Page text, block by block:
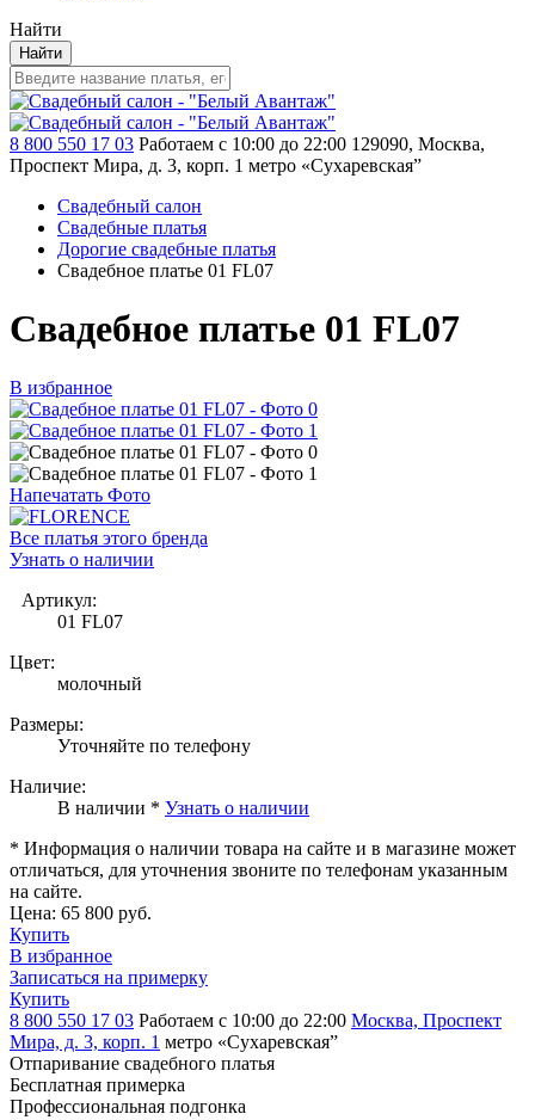
Найти
Найти
8 800 550 17 03 Работаем с 10:00 до 22:00 129090, Москва,
Проспект Мира, д. 3, корп. 1 метро «Сухаревская”
Свадебный салон
Свадебные платья
Дорогие свадебные платья
Свадебное платье 01 FL07
Свадебное платье 01 FL07
В избранное
Напечатать Фото
Все платья этого бренда
Узнать о наличии
Артикул:
01 FL07
Цвет:
молочный
Размеры:
Уточняйте по телефону
Наличие:
В наличии * Узнать о наличии
* Информация о наличии товара на сайте и в магазине может
отличаться, для уточнения звоните по телефонам указанным
на сайте.
Цена: 65 800 руб.
Купить
В избранное
Записаться на примерку
Купить
8 800 550 17 03 Работаем с 10:00 до 22:00 Москва, Проспект
Мира, д. 3, корп. 1 метро «Сухаревская”
Отпаривание свадебного платья
Бесплатная примерка
Профессиональная подгонка